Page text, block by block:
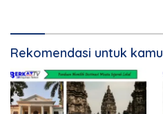
Rekomendasi untuk kamu